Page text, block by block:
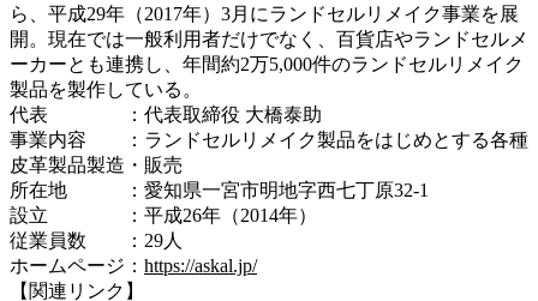
ら、平成29年（2017年）3月にランドセルリメイク事業を展
開。現在では一般利用者だけでなく、百貨店やランドセルメ
ーカーとも連携し、年間約2万5,000件のランドセルリメイク
製品を製作している。
代表 ：代表取締役 大橋泰助
事業内容 ：ランドセルリメイク製品をはじめとする各種
皮革製品製造・販売
所在地 ：愛知県一宮市明地字西七丁原32-1
設立 ：平成26年（2014年）
従業員数 ：29人
ホームページ： https://askal.jp/
【関連リンク】